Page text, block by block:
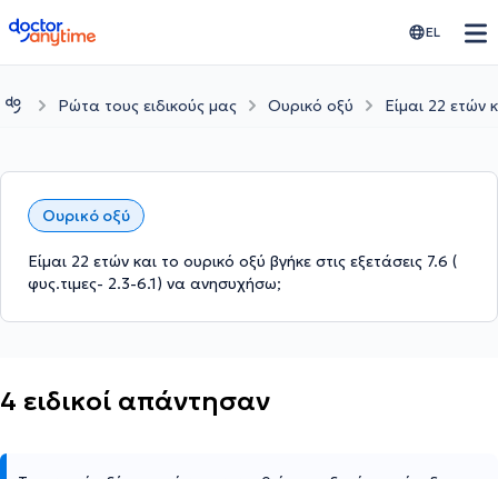
doctoranytime EL
Ρώτα τους ειδικούς μας Ουρικό οξύ Είμαι 22 ετών
Ουρικό οξύ
Είμαι 22 ετών και το ουρικό οξύ βγήκε στις εξετάσεις 7.6 (
φυς.τιμες- 2.3-6.1) να ανησυχήσω;
4 ειδικοί απάντησαν